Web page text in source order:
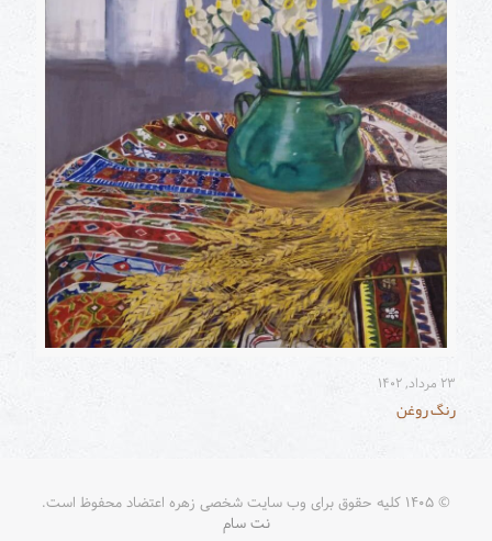
۲۳ مرداد, ۱۴۰۲
رنگ روغن
© ۱۴۰۵ کلیه حقوق برای وب سایت شخصی زهره اعتضاد محفوظ است.
نت سام